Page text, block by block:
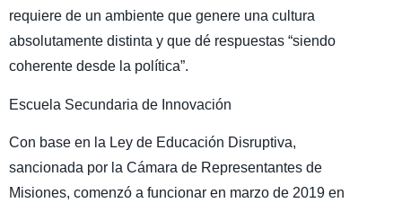
requiere de un ambiente que genere una cultura
absolutamente distinta y que dé respuestas “siendo
coherente desde la política”.
Escuela Secundaria de Innovación
Con base en la Ley de Educación Disruptiva,
sancionada por la Cámara de Representantes de
Misiones, comenzó a funcionar en marzo de 2019 en